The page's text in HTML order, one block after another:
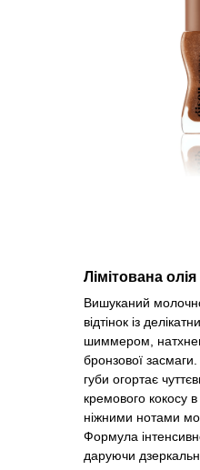
Лімітована
Вишуканий
відтінок із
шиммером,
бронзової
губи огортає
кремового кокосу
ніжними нотами
Формула
даруючи